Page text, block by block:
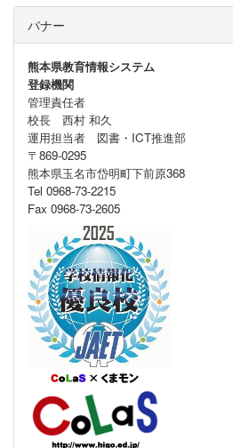
バナー
熊本県教育情報システム
登録機関
管理責任者
校長 西村 和久
運用担当者 図書・ICT推進部
〒869-0295
熊本県玉名市岱明町下前原368
Tel 0968-73-2215
Fax 0968-73-2605